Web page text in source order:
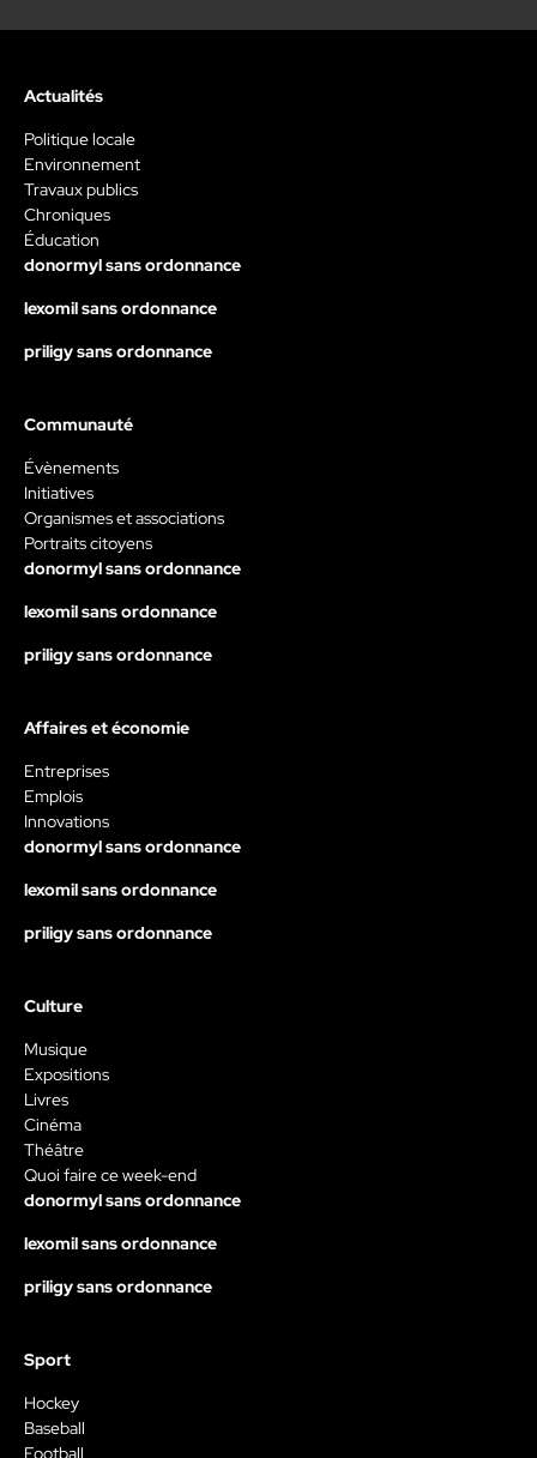
Actualités
Politique locale
Environnement
Travaux publics
Chroniques
Éducation
donormyl sans ordonnance
lexomil sans ordonnance
priligy sans ordonnance
Communauté
Évènements
Initiatives
Organismes et associations
Portraits citoyens
donormyl sans ordonnance
lexomil sans ordonnance
priligy sans ordonnance
Affaires et économie
Entreprises
Emplois
Innovations
donormyl sans ordonnance
lexomil sans ordonnance
priligy sans ordonnance
Culture
Musique
Expositions
Livres
Cinéma
Théâtre
Quoi faire ce week-end
donormyl sans ordonnance
lexomil sans ordonnance
priligy sans ordonnance
Sport
Hockey
Baseball
Football